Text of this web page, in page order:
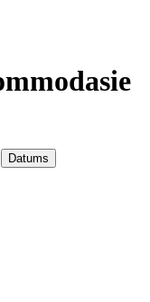
Datums